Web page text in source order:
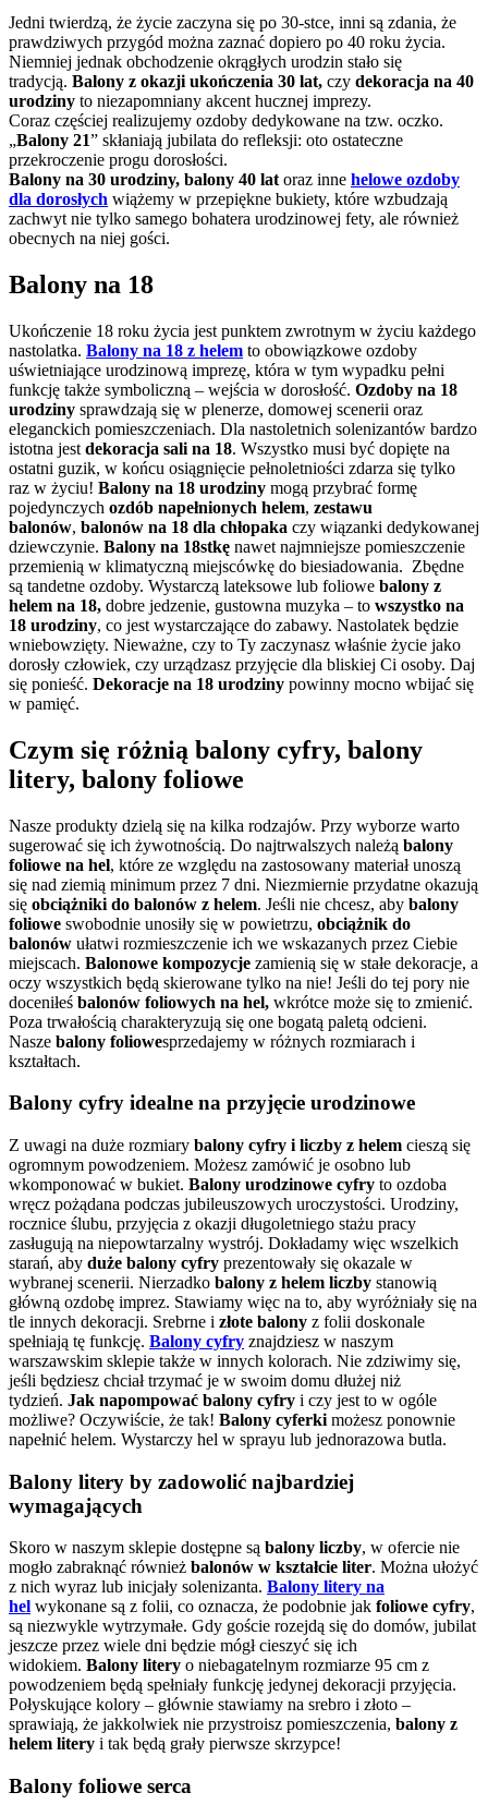
Jedni twierdzą, że życie zaczyna się po 30-stce, inni są zdania, że
prawdziwych przygód można zaznać dopiero po 40 roku życia.
Niemniej jednak obchodzenie okrągłych urodzin stało się
tradycją. Balony z okazji ukończenia 30 lat, czy dekoracja na 40
urodziny to niezapomniany akcent hucznej imprezy.
Coraz częściej realizujemy ozdoby dedykowane na tzw. oczko.
„Balony 21” skłaniają jubilata do refleksji: oto ostateczne
przekroczenie progu dorosłości.
Balony na 30 urodziny, balony 40 lat oraz inne helowe ozdoby
dla dorosłych wiążemy w przepiękne bukiety, które wzbudzają
zachwyt nie tylko samego bohatera urodzinowej fety, ale również
obecnych na niej gości.
Balony na 18
Ukończenie 18 roku życia jest punktem zwrotnym w życiu każdego
nastolatka. Balony na 18 z helem to obowiązkowe ozdoby
uświetniające urodzinową imprezę, która w tym wypadku pełni
funkcję także symboliczną – wejścia w dorosłość. Ozdoby na 18
urodziny sprawdzają się w plenerze, domowej scenerii oraz
eleganckich pomieszczeniach. Dla nastoletnich solenizantów bardzo
istotna jest dekoracja sali na 18. Wszystko musi być dopięte na
ostatni guzik, w końcu osiągnięcie pełnoletniości zdarza się tylko
raz w życiu! Balony na 18 urodziny mogą przybrać formę
pojedynczych ozdób napełnionych helem, zestawu
balonów, balonów na 18 dla chłopaka czy wiązanki dedykowanej
dziewczynie. Balony na 18stkę nawet najmniejsze pomieszczenie
przemienią w klimatyczną miejscówkę do biesiadowania. Zbędne
są tandetne ozdoby. Wystarczą lateksowe lub foliowe balony z
helem na 18, dobre jedzenie, gustowna muzyka – to wszystko na
18 urodziny, co jest wystarczające do zabawy. Nastolatek będzie
wniebowzięty. Nieważne, czy to Ty zaczynasz właśnie życie jako
dorosły człowiek, czy urządzasz przyjęcie dla bliskiej Ci osoby. Daj
się ponieść. Dekoracje na 18 urodziny powinny mocno wbijać się
w pamięć.
Czym się różnią balony cyfry, balony
litery, balony foliowe
Nasze produkty dzielą się na kilka rodzajów. Przy wyborze warto
sugerować się ich żywotnością. Do najtrwalszych należą balony
foliowe na hel, które ze względu na zastosowany materiał unoszą
się nad ziemią minimum przez 7 dni. Niezmiernie przydatne okazują
się obciążniki do balonów z helem. Jeśli nie chcesz, aby balony
foliowe swobodnie unosiły się w powietrzu, obciążnik do
balonów ułatwi rozmieszczenie ich we wskazanych przez Ciebie
miejscach. Balonowe kompozycje zamienią się w stałe dekoracje, a
oczy wszystkich będą skierowane tylko na nie! Jeśli do tej pory nie
doceniłeś balonów foliowych na hel, wkrótce może się to zmienić.
Poza trwałością charakteryzują się one bogatą paletą odcieni.
Nasze balony foliowesprzedajemy w różnych rozmiarach i
kształtach.
Balony cyfry idealne na przyjęcie urodzinowe
Z uwagi na duże rozmiary balony cyfry i liczby z helem cieszą się
ogromnym powodzeniem. Możesz zamówić je osobno lub
wkomponować w bukiet. Balony urodzinowe cyfry to ozdoba
wręcz pożądana podczas jubileuszowych uroczystości. Urodziny,
rocznice ślubu, przyjęcia z okazji długoletniego stażu pracy
zasługują na niepowtarzalny wystrój. Dokładamy więc wszelkich
starań, aby duże balony cyfry prezentowały się okazale w
wybranej scenerii. Nierzadko balony z helem liczby stanowią
główną ozdobę imprez. Stawiamy więc na to, aby wyróżniały się na
tle innych dekoracji. Srebrne i złote balony z folii doskonale
spełniają tę funkcję. Balony cyfry znajdziesz w naszym
warszawskim sklepie także w innych kolorach. Nie zdziwimy się,
jeśli będziesz chciał trzymać je w swoim domu dłużej niż
tydzień. Jak napompować balony cyfry i czy jest to w ogóle
możliwe? Oczywiście, że tak! Balony cyferki możesz ponownie
napełnić helem. Wystarczy hel w sprayu lub jednorazowa butla.
Balony litery by zadowolić najbardziej
wymagających
Skoro w naszym sklepie dostępne są balony liczby, w ofercie nie
mogło zabraknąć również balonów w kształcie liter. Można ułożyć
z nich wyraz lub inicjały solenizanta. Balony litery na
hel wykonane są z folii, co oznacza, że podobnie jak foliowe cyfry,
są niezwykle wytrzymałe. Gdy goście rozejdą się do domów, jubilat
jeszcze przez wiele dni będzie mógł cieszyć się ich
widokiem. Balony litery o niebagatelnym rozmiarze 95 cm z
powodzeniem będą spełniały funkcję jedynej dekoracji przyjęcia.
Połyskujące kolory – głównie stawiamy na srebro i złoto –
sprawiają, że jakkolwiek nie przystroisz pomieszczenia, balony z
helem litery i tak będą grały pierwsze skrzypce!
Balony foliowe serca